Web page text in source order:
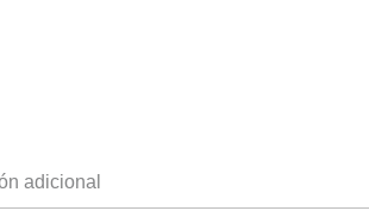
adicional